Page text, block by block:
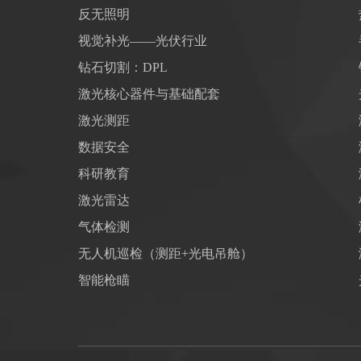
反无照明
视觉补光——光伏行业
钻石切割：DPL
激光核心器件与基础配套
激光测距
数据安全
科研教育
激光雷达
气体检测
无人机巡检（测距+光电吊舱）
智能枪瞄